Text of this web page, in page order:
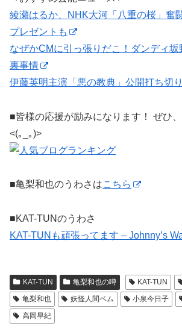
綾瀬はるか、NHK大河「八重の桜」奮
プレゼントも
なぜかCMに引っ張りだこ！ダンディ
裏事情
伊藤英明主演「悪の教典」公開打ち切
■皆様の応援が励みになります！ ぜひ
<(｡_｡)>
■亀梨和也のうわさはこちら
■KAT-TUNのうわさ
KAT-TUNも頑張ってます – Johnny’s
KAT-TUN 亀梨和也の噂 KAT-TUN
亀梨和也
妖怪人間ベム 小泉今日子
高岡早紀